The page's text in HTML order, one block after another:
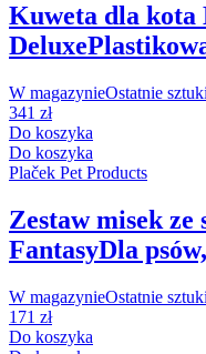
Kuweta dla kota
Deluxe
W magazynieOstatnie sztuki
341 zł
Do koszyka
Do koszyka
Plaček Pet Products
Zestaw misek ze
FantasyDla
W magazynieOstatnie sztuki
171 zł
Do koszyka